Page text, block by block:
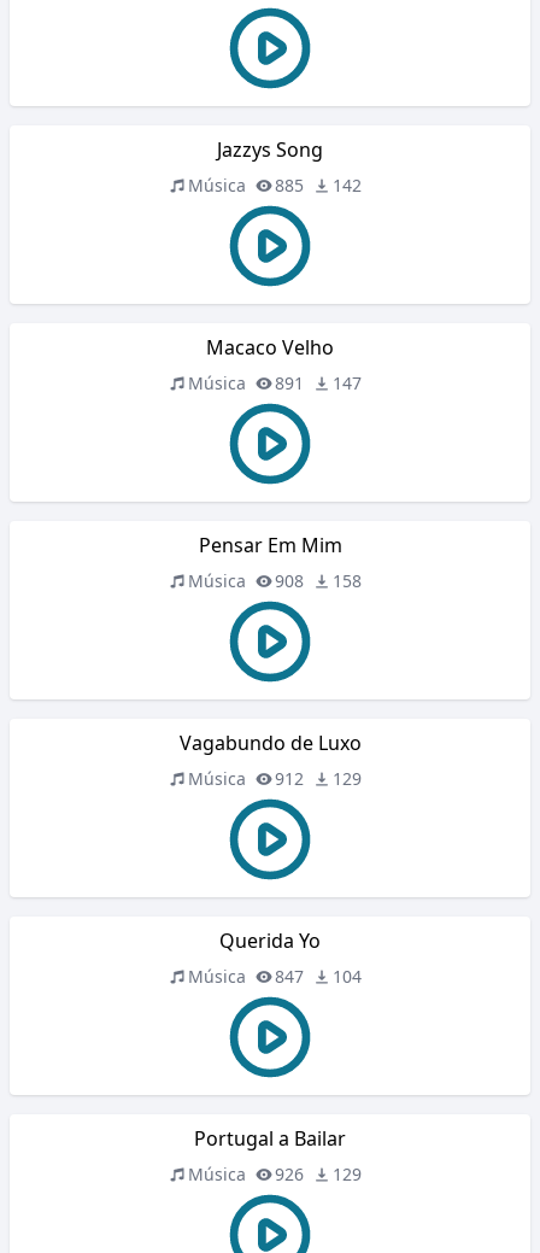
Jazzys Song
Música 885 142
Macaco Velho
Música 891 147
Pensar Em Mim
Música 908 158
Vagabundo de Luxo
Música 912 129
Querida Yo
Música 847 104
Portugal a Bailar
Música 926 129